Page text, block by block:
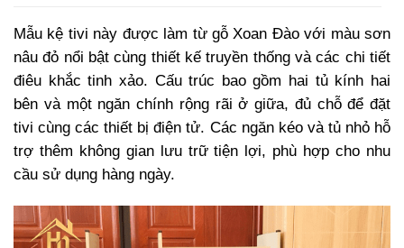
Mẫu kệ tivi này được làm từ gỗ Xoan Đào với màu sơn
nâu đỏ nổi bật cùng thiết kế truyền thống và các chi tiết
điêu khắc tinh xảo. Cấu trúc bao gồm hai tủ kính hai
bên và một ngăn chính rộng rãi ở giữa, đủ chỗ để đặt
tivi cùng các thiết bị điện tử. Các ngăn kéo và tủ nhỏ hỗ
trợ thêm không gian lưu trữ tiện lợi, phù hợp cho nhu
cầu sử dụng hàng ngày.